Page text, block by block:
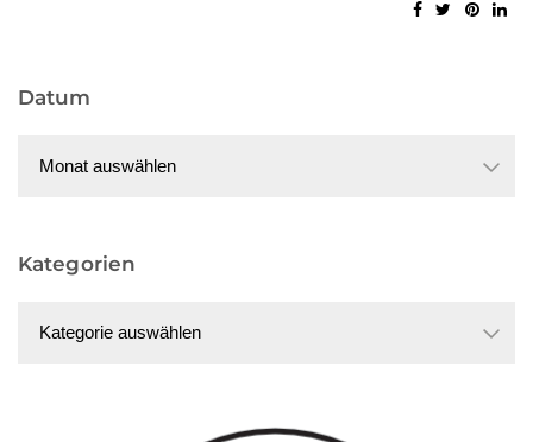
Datum
Kategorien